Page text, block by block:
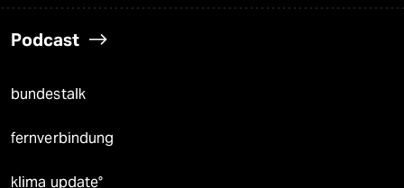
Podcast
bundestalk
fernverbindung
klima update°